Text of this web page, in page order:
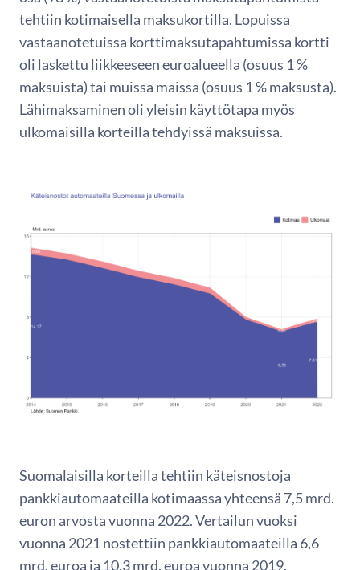
tehtiin kotimaisella maksukortilla. Lopuissa
vastaanotetuissa korttimaksutapahtumissa kortti
oli laskettu liikkeeseen euroalueella (osuus 1 %
maksuista) tai muissa maissa (osuus 1 % maksusta).
Lähimaksaminen oli yleisin käyttötapa myös
ulkomaisilla korteilla tehdyissä maksuissa.
Suomalaisilla korteilla tehtiin käteisnostoja
pankkiautomaateilla kotimaassa yhteensä 7,5 mrd.
euron arvosta vuonna 2022. Vertailun vuoksi
vuonna 2021 nostettiin pankkiautomaateilla 6,6
mrd. euroa ja 10,3 mrd. euroa vuonna 2019.